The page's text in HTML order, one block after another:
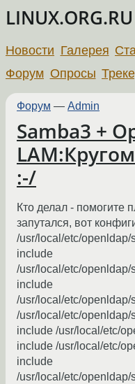
LINUX.ORG.RU
Новости Галерея
Форум Опросы
Форум — Admin
Samba3 +
:-/
Кто делал - помогите
запутался, вот
/usr/local/etc/openldap/
include
/usr/local/etc/
include
/usr/local/etc/
/usr/local/etc/
include /usr/local/etc/
include /usr/local/etc/
include
/usr/local/etc/